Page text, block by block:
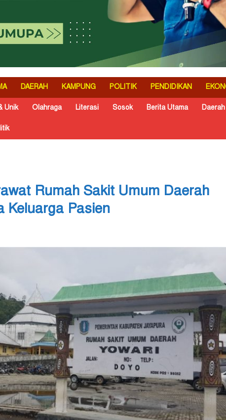
DAERAH KAMPUNG POLITIK PENDIDIKAN
Unik Olahraga Literasi Sosok Berita Utama Daerah
Rumah Sakit Umum Daerah
Keluarga Pasien